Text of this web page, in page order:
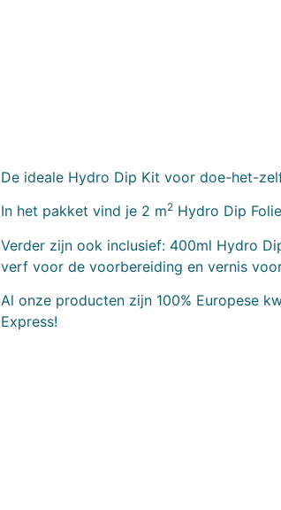
De ideale Hydro Dip Kit voor doe-het-
In het pakket vind je 2 m2Hydro Dip Folie
Verder zijn ook inclusief: 400ml Hydro
verf voor de voorbereiding en vernis
Al onze producten zijn 100% Europese
Express!